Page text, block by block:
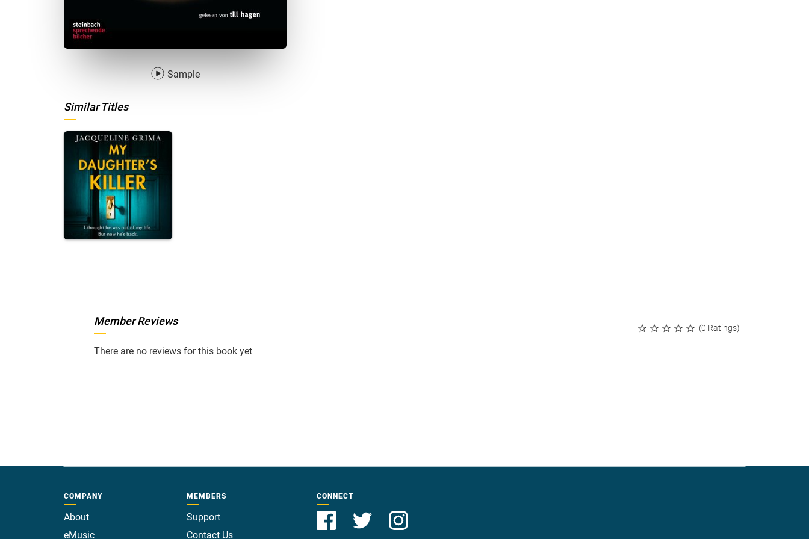
Sample
Similar Titles
(0 Ratings)
Member Reviews
There are no reviews for this book yet
COMPANY
About
eMusic
MEMBERS
Support
Contact Us
CONNECT